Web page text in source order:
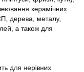
керамічних
дерева, металу,
а також для
для нерівних